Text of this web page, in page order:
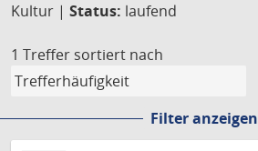
Kultur | Status: laufend
1 Treffer sortiert nach
Filter anzeigen